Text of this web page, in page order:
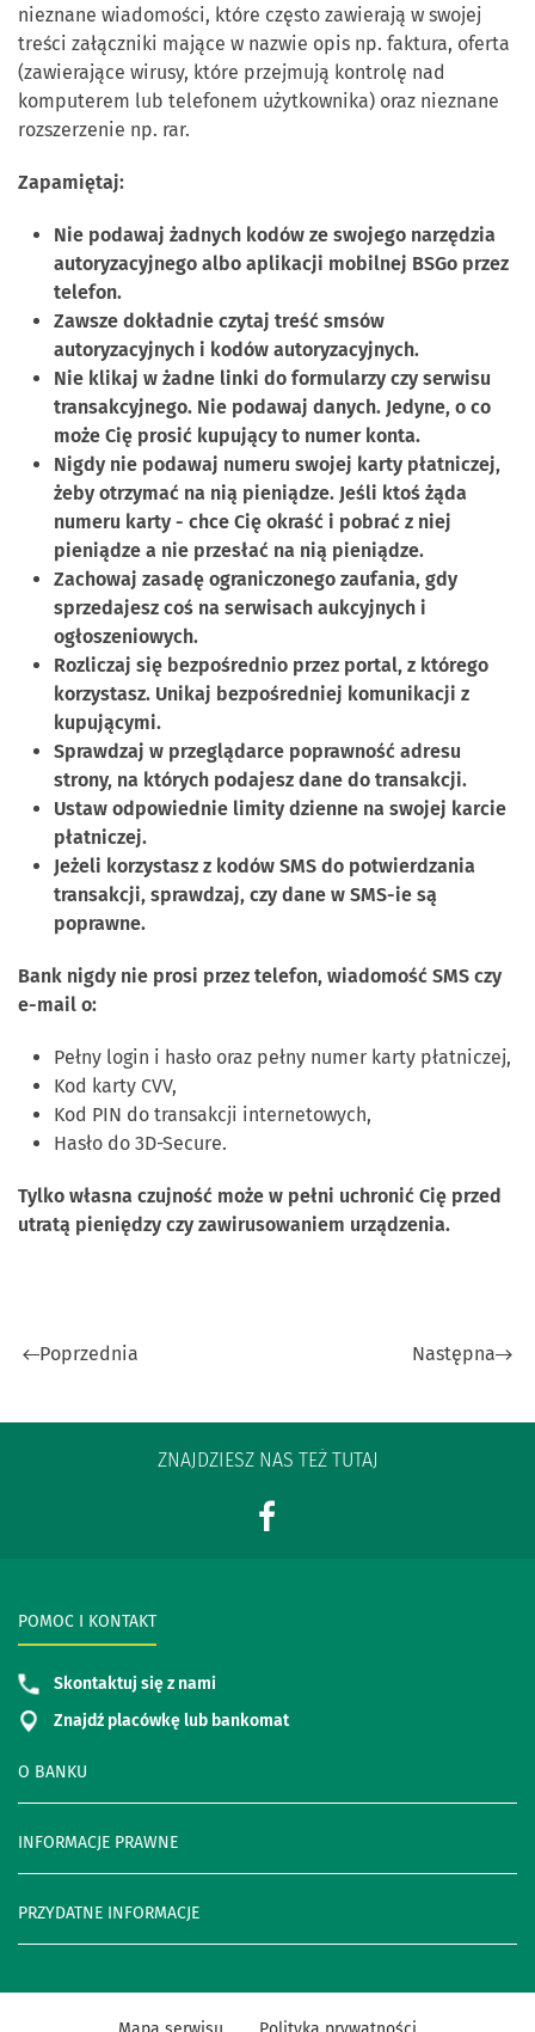
nieznane wiadomości, które często zawierają w swojej
treści załączniki mające w nazwie opis np. faktura, oferta
(zawierające wirusy, które przejmują kontrolę nad
komputerem lub telefonem użytkownika) oraz nieznane
rozszerzenie np. rar.
Zapamiętaj:
Nie podawaj żadnych kodów ze swojego narzędzia
autoryzacyjnego albo aplikacji mobilnej BSGo przez
telefon.
Zawsze dokładnie czytaj treść smsów
autoryzacyjnych i kodów autoryzacyjnych.
Nie klikaj w żadne linki do formularzy czy serwisu
transakcyjnego. Nie podawaj danych. Jedyne, o co
może Cię prosić kupujący to numer konta.
Nigdy nie podawaj numeru swojej karty płatniczej,
żeby otrzymać na nią pieniądze. Jeśli ktoś żąda
numeru karty - chce Cię okraść i pobrać z niej
pieniądze a nie przesłać na nią pieniądze.
Zachowaj zasadę ograniczonego zaufania, gdy
sprzedajesz coś na serwisach aukcyjnych i
ogłoszeniowych.
Rozliczaj się bezpośrednio przez portal, z którego
korzystasz. Unikaj bezpośredniej komunikacji z
kupującymi.
Sprawdzaj w przeglądarce poprawność adresu
strony, na których podajesz dane do transakcji.
Ustaw odpowiednie limity dzienne na swojej karcie
płatniczej.
Jeżeli korzystasz z kodów SMS do potwierdzania
transakcji, sprawdzaj, czy dane w SMS-ie są
poprawne.
Bank nigdy nie prosi przez telefon, wiadomość SMS czy
e-mail o:
Pełny login i hasło oraz pełny numer karty płatniczej,
Kod karty CVV,
Kod PIN do transakcji internetowych,
Hasło do 3D-Secure.
Tylko własna czujność może w pełni uchronić Cię przed
utratą pieniędzy czy zawirusowaniem urządzenia.
Poprzednia Następna
ZNAJDZIESZ NAS TEŻ TUTAJ
O BANKU
INFORMACJE PRAWNE
PRZYDATNE INFORMACJE
POMOC I KONTAKT
Skontaktuj się z nami
Znajdź placówkę lub bankomat